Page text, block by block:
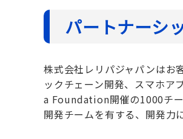
パートナーシ
株式会社レリパジャパンはお
ックチェーン開発、スマホア
a Foundation開催の1000チー
開発チームを有する、開発力